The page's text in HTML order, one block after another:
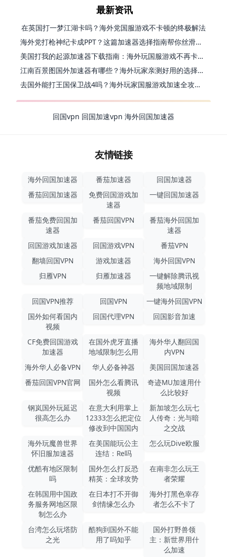
最新资讯
在英国打一梦江湖卡吗？海外党国服游戏不卡顿的终极解法
海外党打枪神纪卡成PPT？这篇加速器选择指南帮你丝滑上分
美国打我的起源加速器下载指南：海外玩国服游戏不再卡的终极方案
江南百景图国外加速器有哪些？海外玩家亲测好用的选择与避坑指南
去国外能打王国保卫战4吗？海外玩家国服游戏加速全攻略（附公主连结幻想江湖实测）
回国vpn 回国加速vpn 海外回国加速器
友情链接
海外回国加速器 番茄加速器
回国加速器
番茄回国加速器
免费回国游戏加
速器
一键回国加速器
番茄免费回国加
速器
番茄回国VPN
番茄海外回国加
速器
回国游戏加速器
回国游戏VPN
番茄VPN
翻墙回国VPN
游戏加速器
海外回国VPN
归雁VPN
归雁加速器
一键解除腾讯视
频地域限制
回国VPN推荐
回国VPN
一键海外回国VPN
国外如何看国内
视频
回国代理VPN 回国影音加速
CF免费回国游戏
加速器
在国外虎牙直播
地域限制怎么用
海外华人翻回国
内VPN
海外华人必备VPN
华人必备神器
美国回国加速器
番茄回国VPN官网
国外怎么看腾讯
视频
奇迹MU加速用什
么比较好
钢岚国外玩延迟
很高怎么办
在意大利用掌上
12333怎么把定位
修改到中国国内
新加坡怎么玩七
人传奇：光与暗
之交战
海外玩魔兽世界
怀旧服加速器
在美国能玩公主
连结：Re吗
怎么玩Dive欧服
优酷有地区限制
吗
国外怎么打反恐
精英：全球攻势
在南非怎么玩王
者荣耀
在韩国用中国政
务服务网地区限
制怎么办
在日本打不开御
剑情缘怎么办
海外打黑色幸存
者怎么不卡了
台湾怎么玩塔防
之光
酷狗到国外不能
用了吗知乎
国外打野兽领
主：新世界用什
么加速